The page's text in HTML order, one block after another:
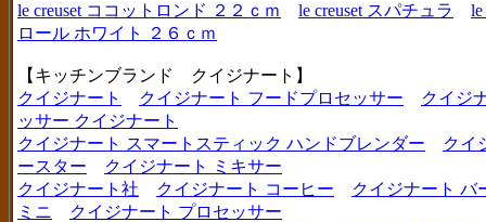
le creuset ココットロンド ２２ｃｍ
le creuset スパチュラ
le
ロール ホワイト ２６ｃｍ
【キッチンブランド クイジナート】
クイジナート
クイジナート フードプロセッサー
クイジ
ッサー クイジナート
クイジナート スマートスティック ハンドブレンダー
クイ
ースター
クイジナート ミキサー
クイジナート社
クイジナート コーヒー
クイジナート バ
ミニ
クイジナート プロセッサー